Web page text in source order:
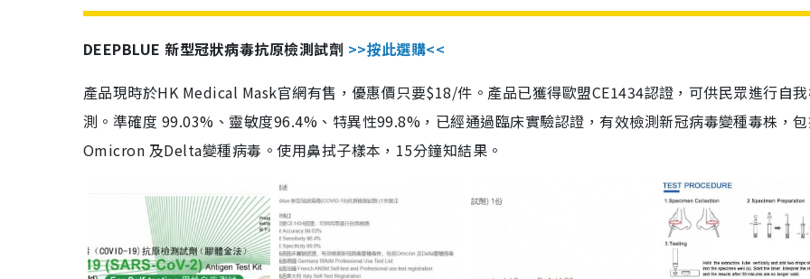
DEEPBLUE 新型冠狀病毒抗原檢測試劑 >>按此選購<<
產品現時於HK Medical Mask官網有售，優惠價只要$18/件。產品已獲得歐盟CE1434認證，可供民眾進行自
測。準確度 99.03%、靈敏度96.4%、特異性99.8%，已經通過臨床實驗認證，有效檢測新冠病毒變種毒株，
Omicron 及Delta變種病毒。使用鼻拭子樣本，15分鐘知結果。